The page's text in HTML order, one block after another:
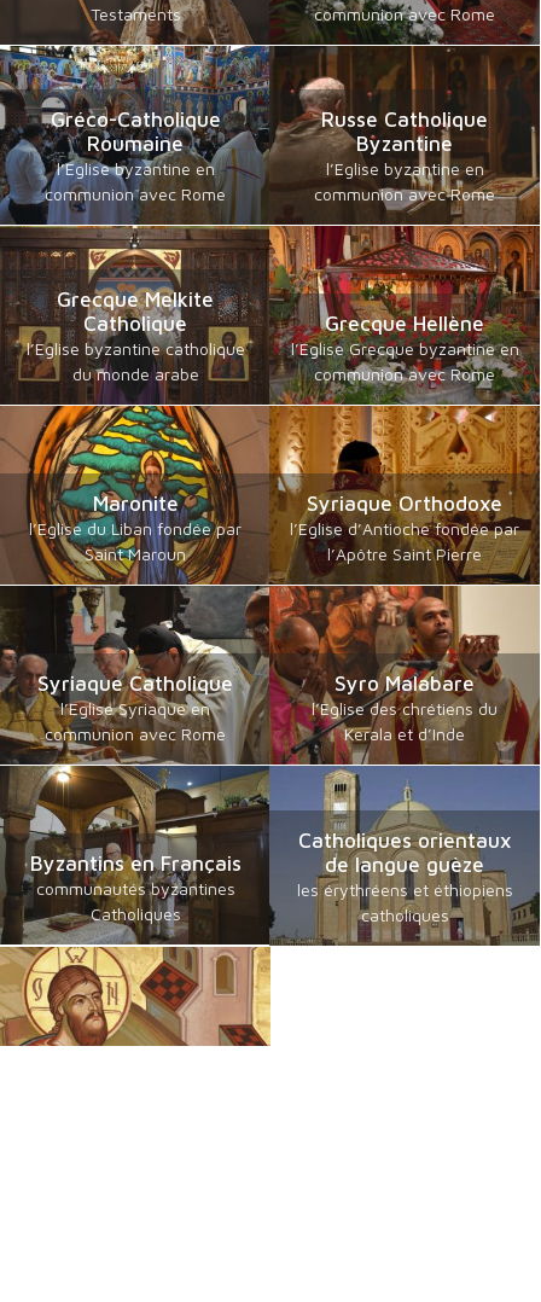
Testaments
communion avec Rome
Gréco-Catholique
Roumaine
l’Eglise byzantine en
communion avec Rome
Russe Catholique
Byzantine
l’Eglise byzantine en
communion avec Rome
Grecque Melkite
Catholique
l’Eglise byzantine catholique
du monde arabe
Grecque Hellène
l’Eglise Grecque byzantine en
communion avec Rome
Maronite
l’Eglise du Liban fondée par
Saint Maroun
Syriaque Orthodoxe
l’Eglise d’Antioche fondée par
l’Apôtre Saint Pierre
Syriaque Catholique
l’Eglise Syriaque en
communion avec Rome
Syro Malabare
l’Eglise des chrétiens du
Kerala et d’Inde
Byzantins en Français
communautés byzantines
Catholiques
Catholiques orientaux
de langue guèze
les érythréens et éthiopiens
catholiques